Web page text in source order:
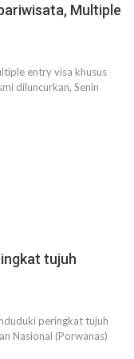
Multiple
entry visa khusus
diluncurkan, Senin
tujuh
peringkat tujuh
Nasional (Porwanas)